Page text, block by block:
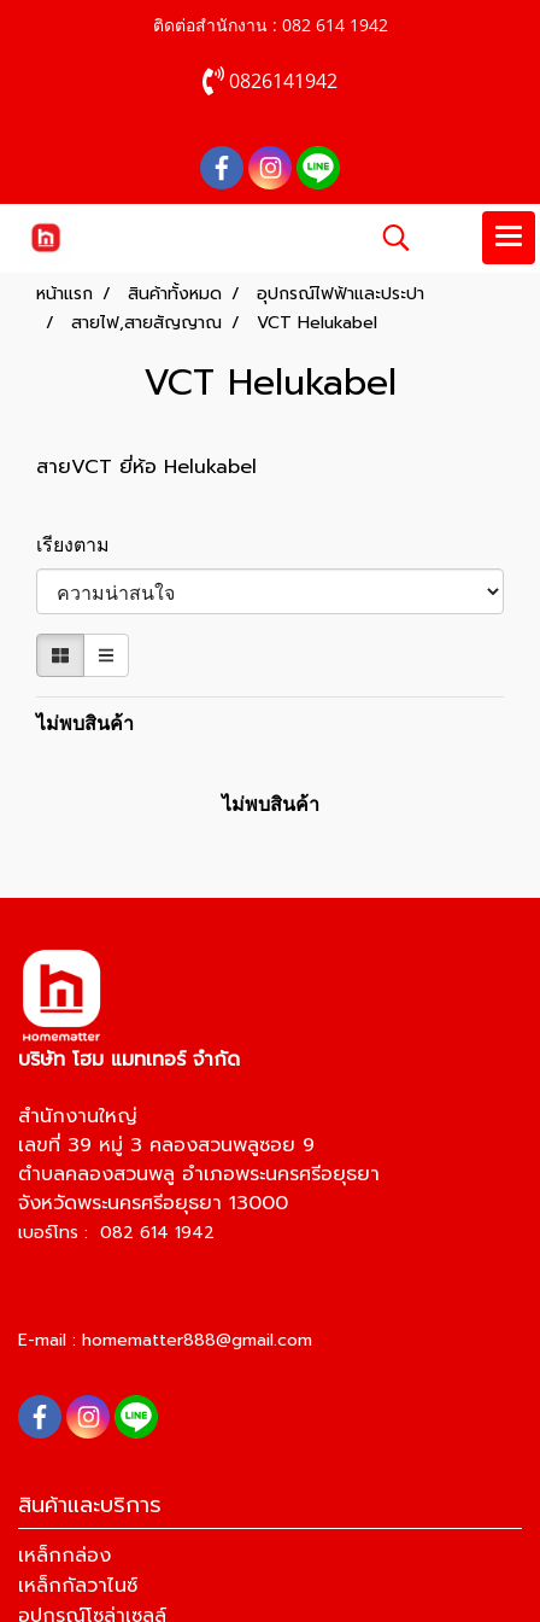
ติดต่อสำนักงาน : 082 614 1942
0826141942
หน้าแรก สินค้าทั้งหมด
อุปกรณ์ไฟฟ้าและประปา
สายไฟ,สายสัญญาณ
VCT Helukabel
VCT Helukabel
สายVCT ยี่ห้อ Helukabel
เรียงตาม
ไม่พบสินค้า
ไม่พบสินค้า
บริษัท โฮม แมทเทอร์ จำกัด
สำนักงานใหญ่
เลขที่ 39 หมู่ 3 คลองสวนพลูซอย 9
ตำบลคลองสวนพลู อำเภอพระนครศรีอยุธยา
จังหวัดพระนครศรีอยุธยา 13000
เบอร์โทร : 082 614 1942
E-mail : homematter888@gmail.com
สินค้าและบริการ
เหล็กกล่อง
เหล็กกัลวาไนซ์
อุปกรณ์โซล่าเซลล์